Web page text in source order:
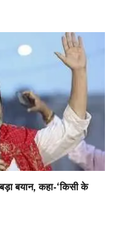
बयान, कहा-‘किसी के